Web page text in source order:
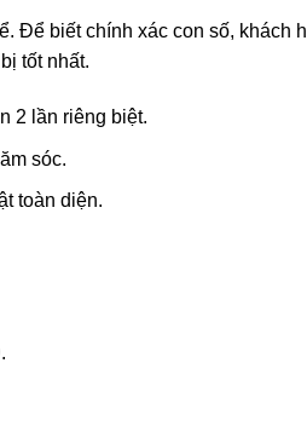
Để biết chính xác con số, khách
tốt nhất.
2 lần riêng biệt.
sóc.
toàn diện.